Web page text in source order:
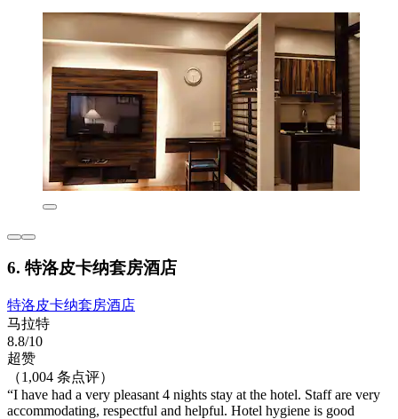
6. 特洛皮卡纳套房酒店
特洛皮卡纳套房酒店
马拉特
8.8/10
超赞
（1,004 条点评）
“I have had a very pleasant 4 nights stay at the hotel. Staff are very
accommodating, respectful and helpful. Hotel hygiene is good